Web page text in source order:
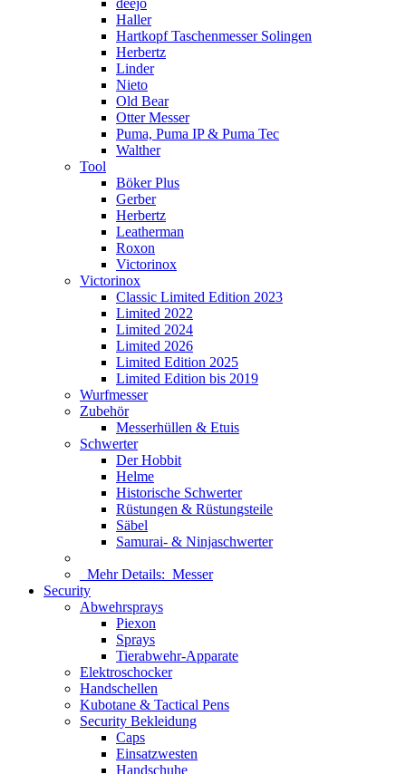
deejo
Haller
Hartkopf Taschenmesser Solingen
Herbertz
Linder
Nieto
Old Bear
Otter Messer
Puma, Puma IP & Puma Tec
Walther
Tool
Böker Plus
Gerber
Herbertz
Leatherman
Roxon
Victorinox
Victorinox
Classic Limited Edition 2023
Limited 2022
Limited 2024
Limited 2026
Limited Edition 2025
Limited Edition bis 2019
Wurfmesser
Zubehör
Messerhüllen & Etuis
Schwerter
Der Hobbit
Helme
Historische Schwerter
Rüstungen & Rüstungsteile
Säbel
Samurai- & Ninjaschwerter
Mehr Details: Messer
Security
Abwehrsprays
Piexon
Sprays
Tierabwehr-Apparate
Elektroschocker
Handschellen
Kubotane & Tactical Pens
Security Bekleidung
Caps
Einsatzwesten
Handschuhe